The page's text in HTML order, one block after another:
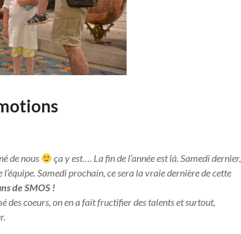
de nous
ça y est…. La fin de l’année est là. Samedi dernier,
Samedi prochain, ce sera la vraie dernière de cette
de SMOS !
des coeurs, on en a fait fructifier des talents et surtout,